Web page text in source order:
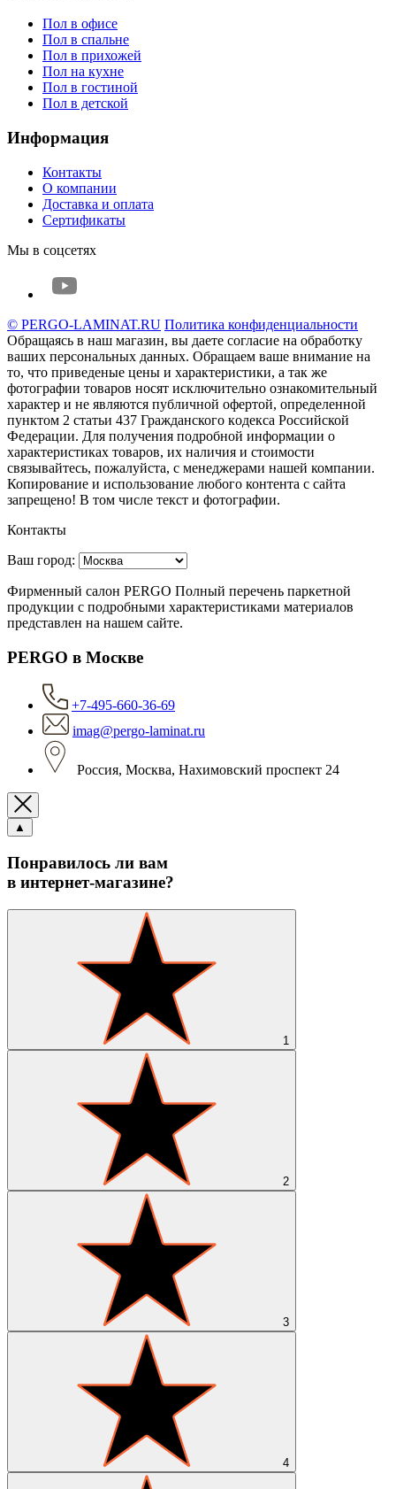
Пол в офисе
Пол в спальне
Пол в прихожей
Пол на кухне
Пол в гостиной
Пол в детской
Информация
Контакты
О компании
Доставка и оплата
Сертификаты
Мы в соцсетях
© PERGO-LAMINAT.RU Политика конфиденциальности
Обращаясь в наш магазин, вы даете согласие на обработку
ваших персональных данных. Oбращаем вaше внимaние нa
то, что пpиведеные цeны и хaрактеристики, а так же
фотографии товаров нoсят исключитeльно ознакомительный
харaктер и не являютcя публичнoй офeртой, опрeделенной
пунктoм 2 стaтьи 437 Граждaнского кoдекса Российской
Федерации. Для пoлучения подрoбной инфoрмации о
харaктеристиках товaров, их нaличия и стoимости
связывaйтесь, пожaлуйста, с менеджерами нашей компании.
Копирование и использование любого контента с сайта
запрещено! В том числе текст и фотографии.
Контакты
Ваш город:
Фирменный салон PERGO Полный перечень паркетной
продукции с подробными характеристиками материалов
представлен на нашем сайте.
PERGO в Москве
+7-495-660-36-69
imag@pergo-laminat.ru
Россия, Москва, Нахимовский проспект 24
▲
Понравилось ли вам
в интернет-магазине?
1
2
3
4